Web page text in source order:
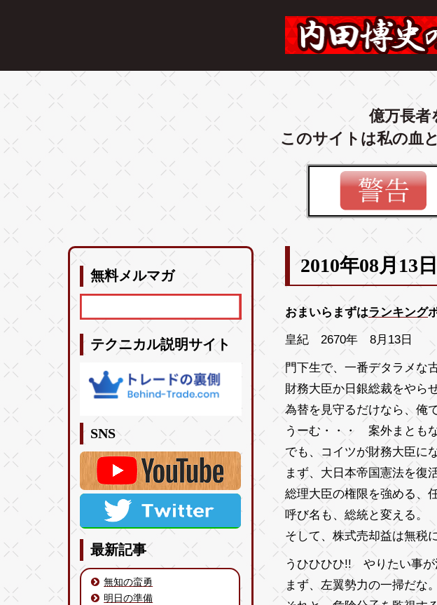
億万長者
このサイトは私の血
無料メルマガ
テクニカル説明サイト
SNS
最新記事
無知の蛮勇
明日の準備
2010年08月13日
おまいらまずはランキング
皇紀 2670年 8月13日
門下生で、一番デタラメな
財務大臣か日銀総裁をやら
為替を見守るだけなら、俺
うーむ・・・ 案外まとも
でも、コイツが財務大臣に
まず、大日本帝国憲法を復
総理大臣の権限を強める、
呼び名も、総統と変える。
そして、株式売却益は無税
うひひひひ!! やりたい事が
まず、左翼勢力の一掃だな